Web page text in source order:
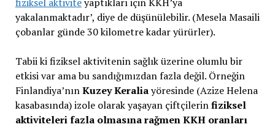
yakalanmaktadır’, diye de düşünülebilir. (Mesela Masaili
çobanlar günde 30 kilometre kadar yürürler).
Tabii ki fiziksel aktivitenin sağlık üzerine olumlu bir
etkisi var ama bu sandığımızdan fazla değil. Örneğin
Finlandiya’nınKuzey Keraliayöresinde (Azize Helena
kasabasında) izole olarak yaşayan çiftçilerinfiziksel
aktiviteleri fazla olmasına rağmen KKH oranları